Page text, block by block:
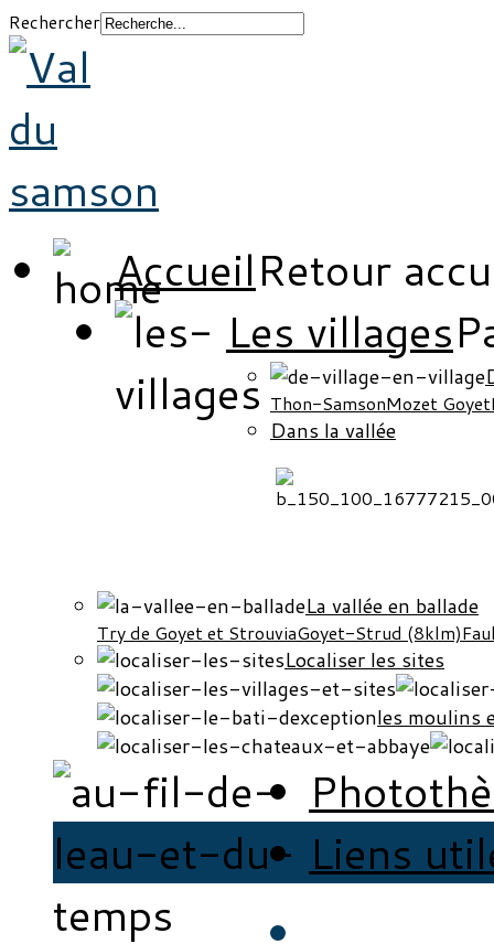
Rechercher
AccueilRetour
Les villages
Thon-SamsonMozet Goyet
Dans la vallée
La vallée en ballade
Try de Goyet et StrouviaGoyet-Strud (8klm)
Localiser les sites
les moulins
Liens